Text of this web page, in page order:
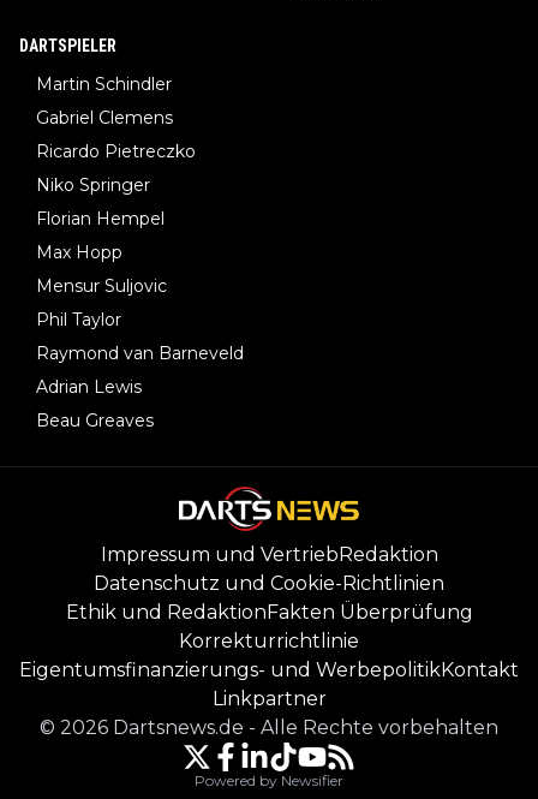
DARTSPIELER
Martin Schindler
Gabriel Clemens
Ricardo Pietreczko
Niko Springer
Florian Hempel
Max Hopp
Mensur Suljovic
Phil Taylor
Raymond van Barneveld
Adrian Lewis
Beau Greaves
Impressum und Vertrieb Redaktion
Datenschutz und Cookie-Richtlinien
Ethik und Redaktion Fakten Überprüfung
Korrekturrichtlinie
Eigentumsfinanzierungs- und WerbepolitikKontakt
Linkpartner
© 2026 Dartsnews.de - Alle Rechte vorbehalten
Powered by Newsifier